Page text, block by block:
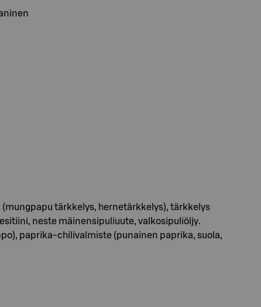
(mungpapu tärkkelys, hernetärkkelys), tärkkelys
neste mäinensipuliuute, valkosipuliöljy.
paprika-chilivalmiste (punainen paprika, suola,